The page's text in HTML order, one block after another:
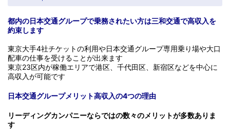
都内の日本交通グループで乗務されたい方は三和交通で高収入を
約束します
東京大手4社チケットの利用や日本交通グループ専用乗り場や大口
配車の仕事を受けることが出来ます
東京23区内が稼働エリアで港区、千代田区、新宿区などを中心に
高収入が可能です
日本交通グループメリット高収入の4つの理由
リーディングカンパニーならではの数々のメリットが多数ありま
す